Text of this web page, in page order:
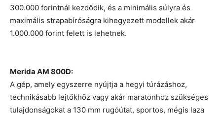
300.000 forintnál kezdődik, és a minimális súlyra és
maximális strapabíróságra kihegyezett modellek akár
1.000.000 forint felett is lehetnek.
Merida AM 800D:
A gép, amely egyszerre nyújtja a hegyi túrázáshoz,
technikásabb lejtőkhöz vagy akár maratonhoz szükséges
tulajdonságokat a 130 mm rugóútat, sportos, mégis laza